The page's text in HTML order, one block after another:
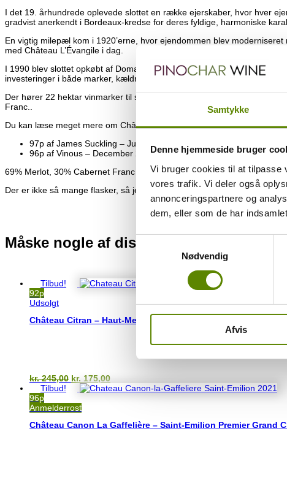
Samtykke
Denne hjemmeside bruger
Vi bruger cookies til at tilpasse
vores trafik. Vi deler også
annonceringspartnere og
dem, eller som de har
Nødvendig
Afvis
I det 19. århundrede oplevede slottet en række ejerskaber, hvor hver
gradvist anerkendt i Bordeaux-kredse for deres fyldige, harmoniske
En vigtig milepæl kom i 1920’erne, hvor ejendommen blev
med Château L’Évangile i dag.
I 1990 blev slottet opkøbt af Domaines Barons de Rothschild, også
investeringer i både marker, kældre og vinifikationsudstyr. Altid med
Der hører 22 hektar vinmarker til slottet. Jordbunden er en ganske
Franc..
Du kan læse meget mere om Château L’Évangile på deres egen
97p af James Suckling – Juli 2024
96p af Vinous – December 2023
69% Merlot, 30% Cabernet Franc og 1% Cabernet Sauvignon
Der er ikke så mange flasker, så jeg får desværre ikke lavet en
Måske nogle af disse vine også kunne
Tilbud!
92p
Udsolgt
Château Citran – Haut-Medoc 2022
kr.245,00 Den
oprindelige
var:
kr. 175,00Den
aktuelle
Tilbud!
96p
Anmelderrost
Château Canon La Gaffelière – Saint-Emilion Premier Grand